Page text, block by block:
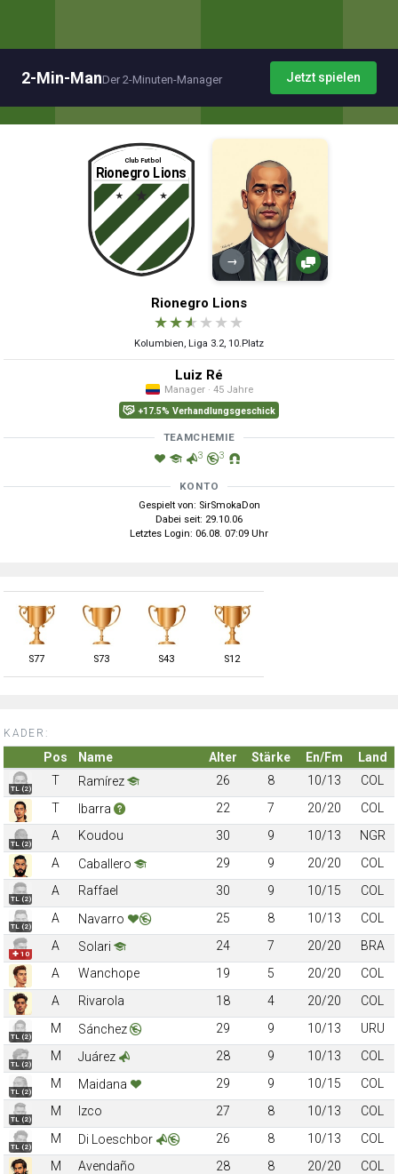
2-Min-ManDer 2-Minuten-Manager Jetzt spielen
→
Rionegro Lions
★★★ ★ ★ ★
Kolumbien, Liga 3.2, 10.Platz
Luiz Ré
Manager · 45 Jahre
+17.5% Verhandlungsgeschick
TEAMCHEMIE
3 3
KONTO
Gespielt von: SirSmokaDon
Dabei seit: 29.10.06
Letztes Login: 06.08. 07:09 Uhr
S77 S73 S43 S12
KADER:
Pos Name Alter Stärke En/Fm Land
TL (2)
T Ramírez 26 8 10/13
COL
T
Ibarra 22 7 20/20 COL
TL (2)
A Koudou 30 9 10/13
NGR
A
Caballero 29 9 20/20 COL
TL (2)
A Raffael 30 9 10/15 COL
TL (2)
A Navarro 25 8 10/13 COL
✚ 10
A Solari 24 7 20/20
BRA
A
Wanchope 19 5 20/20
COL
A
Rivarola 18 4 20/20 COL
TL (2)
M Sánchez 29 9 10/13 URU
TL (2)
M Juárez 28 9 10/13 COL
TL (2)
M Maidana 29 9 10/15 COL
TL (2)
M Izco 27 8 10/13 COL
TL (2)
M Di Loeschbor 26 8 10/13
COL
M
Avendaño 28 8 20/20
COL